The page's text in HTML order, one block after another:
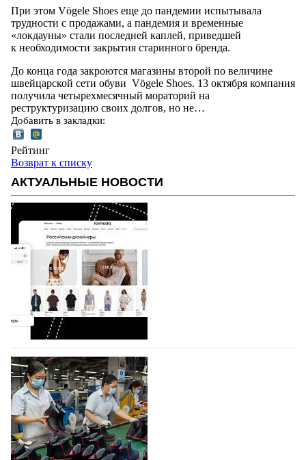
При этом Vögele Shoes еще до пандемии испытывала
трудности с продажами, а пандемия и временные
«локдауны» стали последней каплей, приведшей
к необходимости закрытия старинного бренда.
До конца года закроются магазины второй по величине
швейцарской сети обуви Vögele Shoes. 13 октября компания
получила четырехмесячный мораторий на
реструктуризацию своих долгов, но не…
Добавить в закладки:
Рейтинг
Возврат к списку
АКТУАЛЬНЫЕ НОВОСТИ
На платформе Lamoda - новый раздел и
условия продвижения локальных
дизайнерских марок
Российский маркетплейс Lamoda решил обновить
раздел для продажи продукции локальных